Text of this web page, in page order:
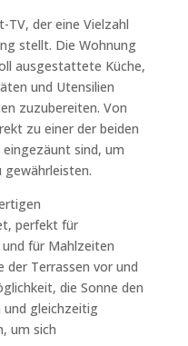
der eine Vielzahl
stellt. Die Wohnung
ausgestattete Küche,
und Utensilien
zuzubereiten. Von
zu einer der beiden
sind, um
gewährleisten.
perfekt für
für Mahlzeiten
der Terrassen vor und
die Sonne den
und gleichzeitig
um sich